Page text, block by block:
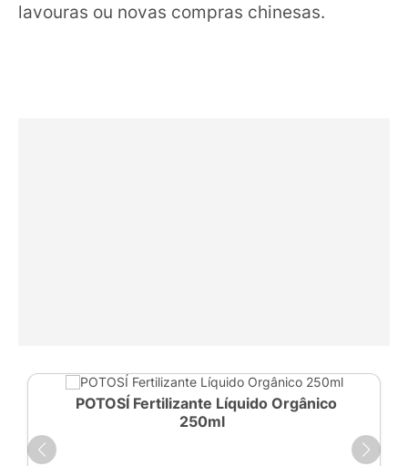
lavouras ou novas compras chinesas.
POTOSÍ Fertilizante Líquido Orgânico
250ml